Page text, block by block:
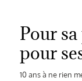
Pour sa
pour
10 ans à ne rien